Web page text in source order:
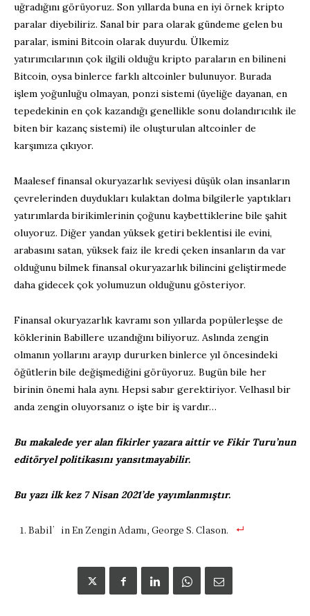
uğradığını görüyoruz. Son yıllarda buna en iyi örnek kripto
paralar diyebiliriz. Sanal bir para olarak gündeme gelen bu
paralar, ismini Bitcoin olarak duyurdu. Ülkemiz
yatırımcılarının çok ilgili olduğu kripto paraların en bilineni
Bitcoin, oysa binlerce farklı altcoinler bulunuyor. Burada
işlem yoğunluğu olmayan, ponzi sistemi (üyeliğe dayanan, en
tepedekinin en çok kazandığı genellikle sonu dolandırıcılık ile
biten bir kazanç sistemi) ile oluşturulan altcoinler de
karşımıza çıkıyor.
Maalesef finansal okuryazarlık seviyesi düşük olan insanların
çevrelerinden duydukları kulaktan dolma bilgilerle yaptıkları
yatırımlarda birikimlerinin çoğunu kaybettiklerine bile şahit
oluyoruz. Diğer yandan yüksek getiri beklentisi ile evini,
arabasını satan, yüksek faiz ile kredi çeken insanların da var
olduğunu bilmek finansal okuryazarlık bilincini geliştirmede
daha gidecek çok yolumuzun olduğunu gösteriyor.
Finansal okuryazarlık kavramı son yıllarda popülerleşse de
köklerinin Babillere uzandığını biliyoruz. Aslında zengin
olmanın yollarını arayıp dururken binlerce yıl öncesindeki
öğütlerin bile değişmediğini görüyoruz. Bugün bile her
birinin önemi hala aynı. Hepsi sabır gerektiriyor. Velhasıl bir
anda zengin oluyorsanız o işte bir iş vardır…
Bu makalede yer alan fikirler yazara aittir ve Fikir Turu’nun
editöryel politikasını yansıtmayabilir.
Bu yazı ilk kez 7 Nisan 2021’de yayımlanmıştır.
Babil’in En Zengin Adamı, George S. Clason.